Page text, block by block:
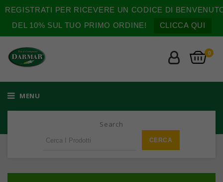
REGISTRATI PER RICEVERE UN CODICE DI
DEL 10% SUL TUO PRIMO ORDINE!
CLICCA QUI
0
MENU
Search